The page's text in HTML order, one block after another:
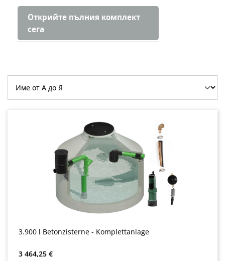
Открийте пълния комплект
сега
3.900 l Betonzisterne - Komplettanlage
Редовна цена:
3 464,25 €